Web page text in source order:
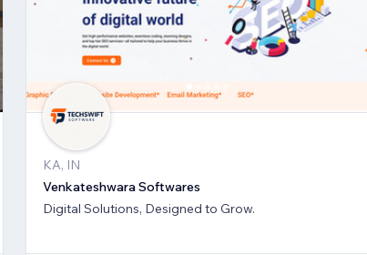
KA, IN
Venkateshwara Softwares
Digital Solutions, Designed to Grow.